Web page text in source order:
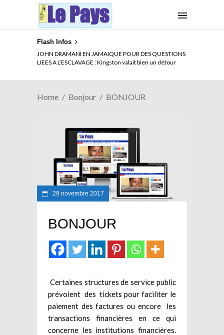
Flash Infos
JOHN DRAMANI EN JAMAIQUE POUR DES QUESTIONS
LIEES A L’ESCLAVAGE : Kingston valait bien un détour
Home Bonjour BONJOUR
29 novembre 2017
BONJOUR
Certaines structures de service public
prévoient des tickets pour faciliter le
paiement des factures ou encore les
transactions financières en ce qui
concerne les institutions financières.